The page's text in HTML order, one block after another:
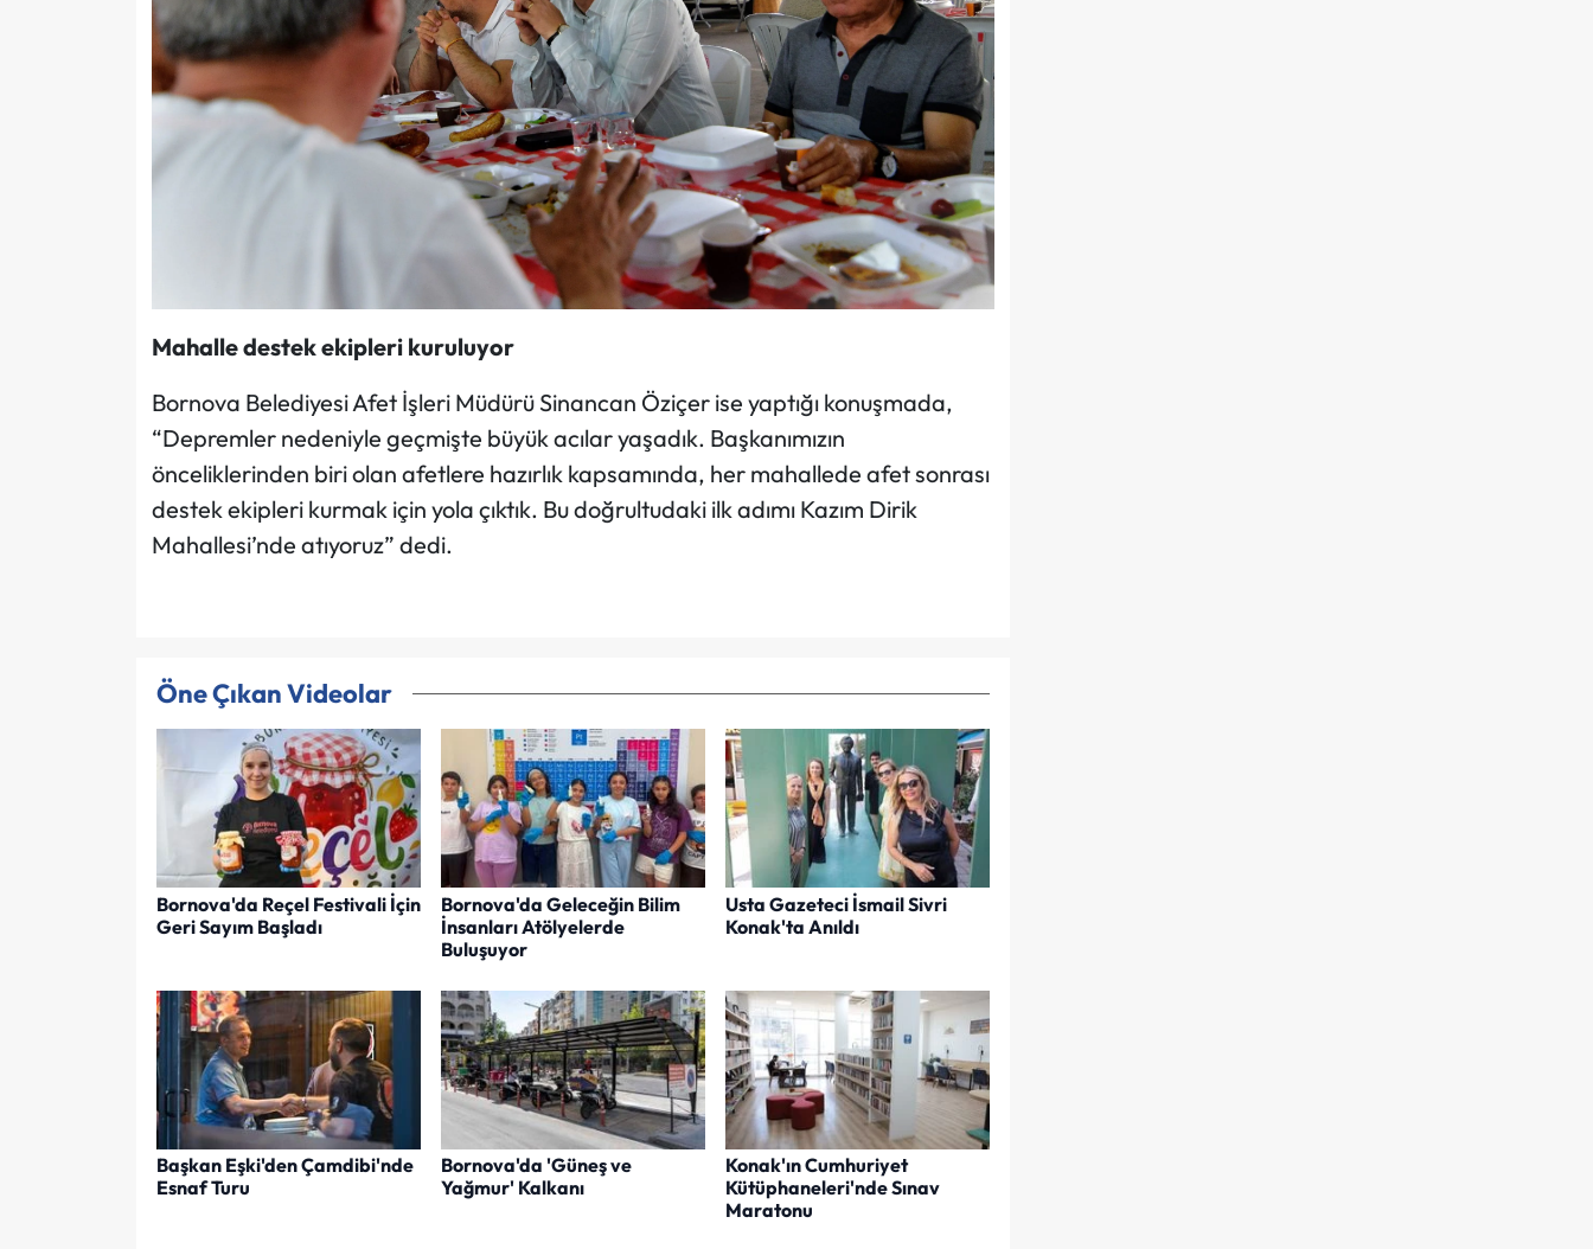
Mahalle destek ekipleri kuruluyor
Bornova Belediyesi Afet İşleri Müdürü Sinancan Öziçer ise yaptığı konuşmada,
“Depremler nedeniyle geçmişte büyük acılar yaşadık. Başkanımızın
önceliklerinden biri olan afetlere hazırlık kapsamında, her mahallede afet sonrası
destek ekipleri kurmak için yola çıktık. Bu doğrultudaki ilk adımı Kazım Dirik
Mahallesi’nde atıyoruz” dedi.
Öne Çıkan Videolar
Bornova'da Reçel Festivali İçin
Geri Sayım Başladı
Bornova'da Geleceğin Bilim
İnsanları Atölyelerde
Buluşuyor
Usta Gazeteci İsmail Sivri
Konak'ta Anıldı
Başkan Eşki'den Çamdibi'nde
Esnaf Turu
Bornova'da 'Güneş ve
Yağmur' Kalkanı
Konak'ın Cumhuriyet
Kütüphaneleri'nde Sınav
Maratonu